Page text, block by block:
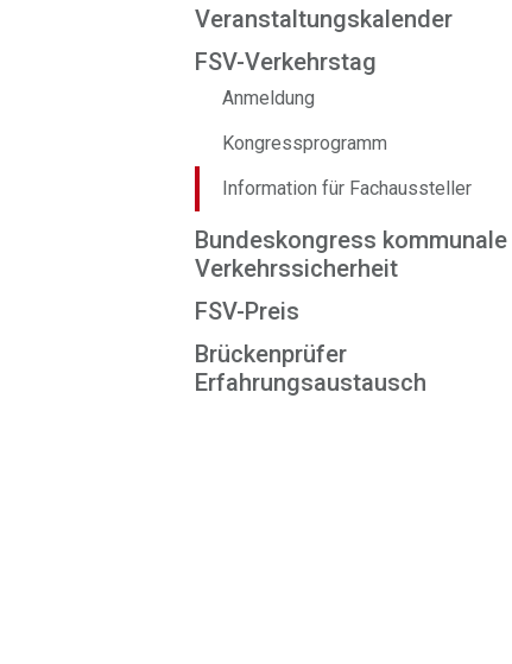
Veranstaltungskalender
FSV-Verkehrstag
Anmeldung
Kongressprogramm
Information für Fachaussteller
Bundeskongress kommunale
Verkehrssicherheit
FSV-Preis
Brückenprüfer
Erfahrungsaustausch